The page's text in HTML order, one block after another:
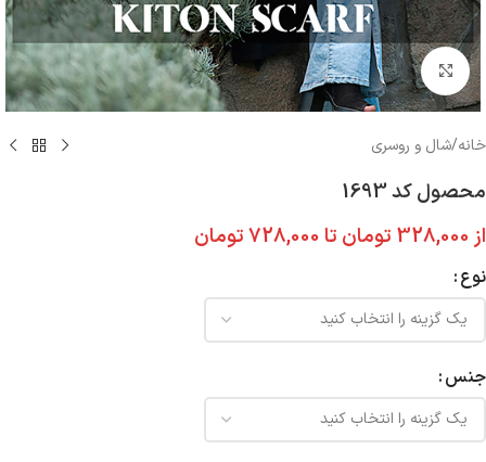
بزرگنمایی تصویر
خانه/شال و روسری
محصول کد 1693
از 328,000 تومان تا 728,000تومان
نوع
جنس